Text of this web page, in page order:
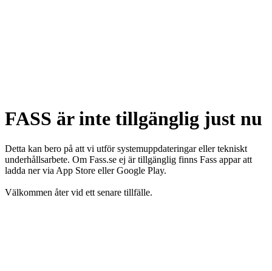
FASS är inte tillgänglig just nu
Detta kan bero på att vi utför systemuppdateringar eller tekniskt
underhållsarbete. Om Fass.se ej är tillgänglig finns Fass appar att
ladda ner via App Store eller Google Play.
Välkommen åter vid ett senare tillfälle.